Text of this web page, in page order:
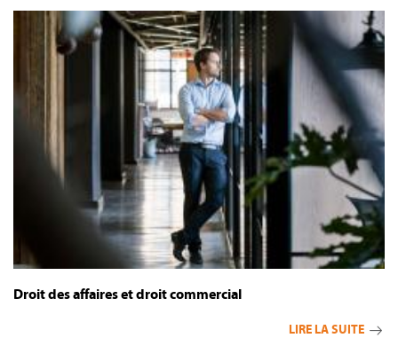
Droit des affaires et droit commercial
LIRE LA SUITE